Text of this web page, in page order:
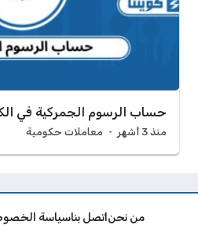
حساب الرسوم الجمركية في
منذ 3 أشهر معاملات حكومية
من نحن اتصل بناسياسة